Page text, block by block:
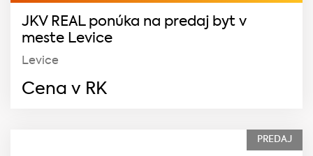
JKV REAL ponúka na predaj byt v
meste Levice
Levice
Cena v RK
PREDAJ